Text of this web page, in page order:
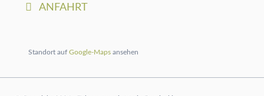
ANFAHRT
Standort auf Google-Mapsansehen